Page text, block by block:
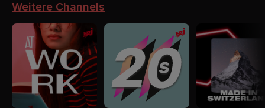
Weitere Channels